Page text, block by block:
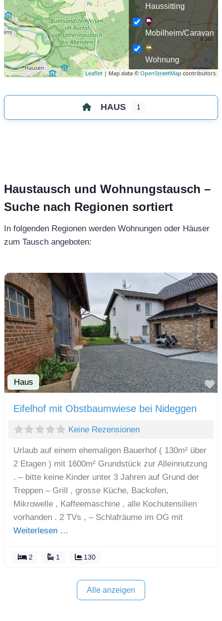
Leaflet| Map data ©OpenStreetMapcontributors
Haussitting
Mobilheim/Caravan
Wohnung
HAUS 1
Haustausch und Wohnungstausch –
Suche nach Regionen sortiert
In folgenden Regionen werden Wohnungen oder Häuser
zum Tausch angeboten:
Haus
Eifelhof mit Obstbaumwiese bei Nideggen
Keine Rezensionen
Urlaub auf einem ehemaligen Bauerhof ( 130m² über
2 Etagen ) mit 1600m² Grundstück zur Alleinnutzung
. – bitte keine Kinder unter 3 Jahren auf Grund der
Treppen – Grill , grosse Küche, Backofen,
Mikrowelle , Kaffeemaschine , alle Kochutensilien
vorhanden . 2 TVs , – Schlafräume im OG mit
Weiterlesen …
2 1 130
Alle anzeigen